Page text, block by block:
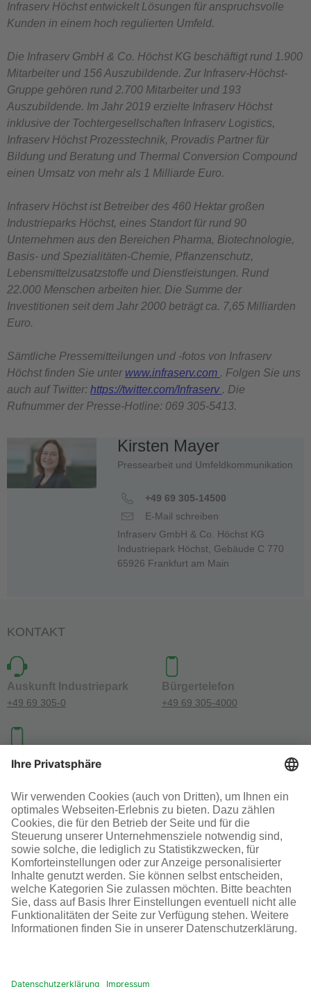
Infraserv Höchst entwickelt Lösungen für anspruchsvolle
Kunden in einem hoch regulierten Umfeld.
Die Infraserv GmbH & Co. Höchst KG beschäftigt rund 1.900
Mitarbeiter und 156 Auszubildende. Zur Infraserv-Höchst-
Gruppe gehören rund 2.700 Mitarbeiter und 193
Auszubildende. Im Jahr 2019 erzielte Infraserv Höchst
inklusive der Tochtergesellschaften Infraserv Logistics,
Infraserv Höchst Prozesstechnik, Provadis Partner für
Bildung und Beratung und Thermal Conversion Compound
einen Umsatz von mehr als 1 Milliarde Euro.
Infraserv Höchst ist Betreiber des 460 Hektar großen
Industrieparks Höchst, eines Standort für rund 90
Unternehmen aus den Bereichen Pharma, Biotechnologie,
Basis- und Spezialitäten-Chemie, Pflanzenschutz,
Lebensmittelzusatzstoffe und Dienstleistungen. Rund
22.000 Menschen arbeiten hier. Die Summe der
Investitionen seit dem Jahr 2000 beträgt ca. 7,65 Milliarden
Euro.
Sämtliche Pressemitteilungen und -fotos von Infraserv
Höchst finden Sie unter www.infraserv.com . Folgen Sie uns
auch auf Twitter: https://twitter.com/Infraserv . Die
Rufnummer der Presse-Hotline: 069 305-5413.
Kirsten Mayer
Pressearbeit und Umfeldkommunikation
+49 69 305-14500
E-Mail schreiben
Infraserv GmbH & Co. Höchst KG
Industriepark Höchst, Gebäude C 770
65926 Frankfurt am Main
KONTAKT
Auskunft Industriepark
+49 69 305-0
Bürgertelefon
+49 69 305-4000
Investoren-Kontakt
+49 69 305-46300
SOCIAL MEDIA
AGB Impressum Datenschutz Cookie-Einstellungen